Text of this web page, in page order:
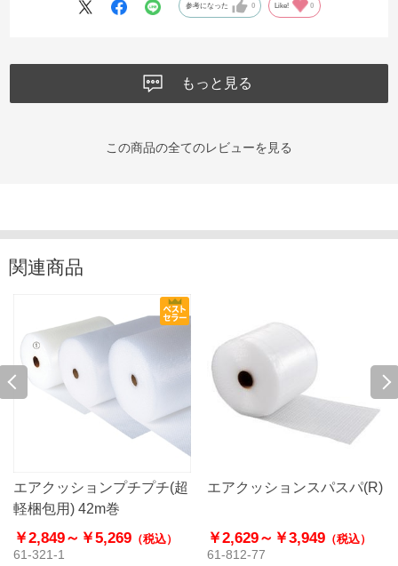
参考になった 0 Like! 0
もっと見る
この商品の全てのレビューを見る
関連商品
エアクッションプチプチ(超
軽梱包用) 42m巻
￥2,849～ ￥5,269 （税込）
61-321-1
エアクッションスパスパ(R)
￥2,629～ ￥3,949 （税込）
61-812-77